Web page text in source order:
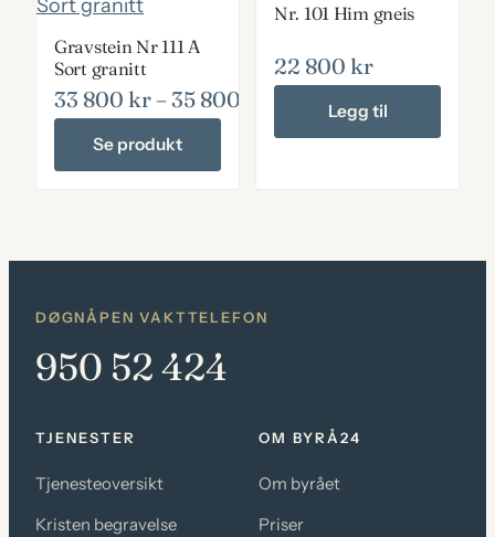
Gravstein Nr 111 A
Sort granitt
33 800 kr–35 800 Prisområde: 33 800
Se produkt
varianter.
Alternativene
kan
produktsiden
Nr. 101 Him gneis
22 800 kr
Legg til
DØGNÅPEN VAKTTELEFON
950 52 424
TJENESTER
Tjenesteoversikt
Kristen begravelse
OM BYRÅ24
Om byrået
Priser